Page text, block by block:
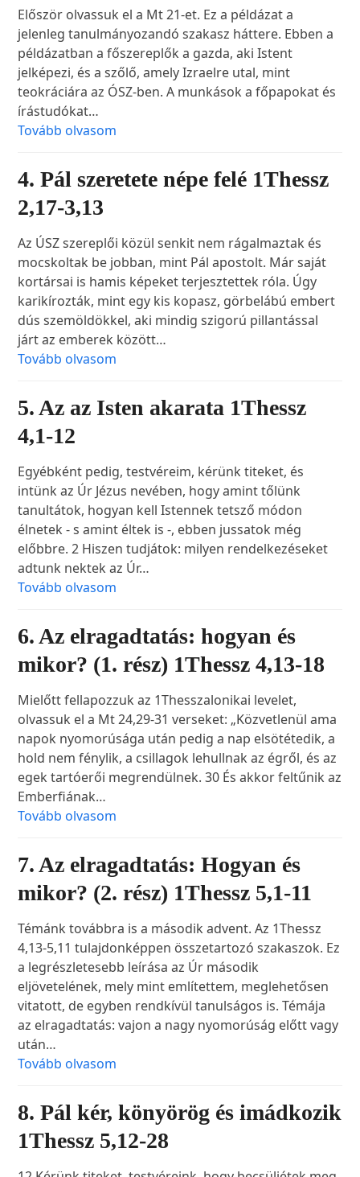
Először olvassuk el a Mt 21-et. Ez a példázat a
jelenleg tanulmányozandó szakasz háttere. Ebben a
példázatban a főszereplők a gazda, aki Istent
jelképezi, és a szőlő, amely Izraelre utal, mint
teokráciára az ÓSZ-ben. A munkások a főpapokat és
írástudókat…
Tovább olvasom
4. Pál szeretete népe felé 1Thessz
2,17-3,13
Az ÚSZ szereplői közül senkit nem rágalmaztak és
mocskoltak be jobban, mint Pál apostolt. Már saját
kortársai is hamis képeket terjesztettek róla. Úgy
karikírozták, mint egy kis kopasz, görbelábú embert
dús szemöldökkel, aki mindig szigorú pillantással
járt az emberek között…
Tovább olvasom
5. Az az Isten akarata 1Thessz
4,1-12
Egyébként pedig, testvéreim, kérünk titeket, és
intünk az Úr Jézus nevében, hogy amint tőlünk
tanultátok, hogyan kell Istennek tetsző módon
élnetek - s amint éltek is -, ebben jussatok még
előbbre. 2 Hiszen tudjátok: milyen rendelkezéseket
adtunk nektek az Úr…
Tovább olvasom
6. Az elragadtatás: hogyan és
mikor? (1. rész) 1Thessz 4,13-18
Mielőtt fellapozzuk az 1Thesszalonikai levelet,
olvassuk el a Mt 24,29-31 verseket: „Közvetlenül ama
napok nyomorúsága után pedig a nap elsötétedik, a
hold nem fénylik, a csillagok lehullnak az égről, és az
egek tartóerői megrendülnek. 30 És akkor feltűnik az
Emberfiának…
Tovább olvasom
7. Az elragadtatás: Hogyan és
mikor? (2. rész) 1Thessz 5,1-11
Témánk továbbra is a második advent. Az 1Thessz
4,13-5,11 tulajdonképpen összetartozó szakaszok. Ez
a legrészletesebb leírása az Úr második
eljövetelének, mely mint említettem, meglehetősen
vitatott, de egyben rendkívül tanulságos is. Témája
az elragadtatás: vajon a nagy nyomorúság előtt vagy
után…
Tovább olvasom
8. Pál kér, könyörög és imádkozik
1Thessz 5,12-28